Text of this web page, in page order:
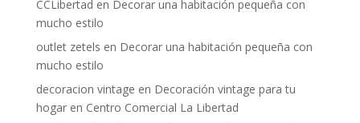
CCLibertad en Decorar una habitación pequeña con
mucho estilo
outlet zetels en Decorar una habitación pequeña con
mucho estilo
decoracion vintage en Decoración vintage para tu
hogar en Centro Comercial La Libertad